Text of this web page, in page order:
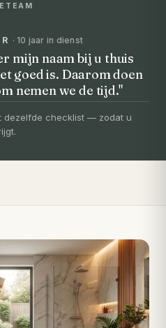
· 10 jaar in dienst
mijn naam bij u thuis
goed is. Daarom doen
nemen we de tijd."
dezelfde checklist — zodat u
vernieuwd in